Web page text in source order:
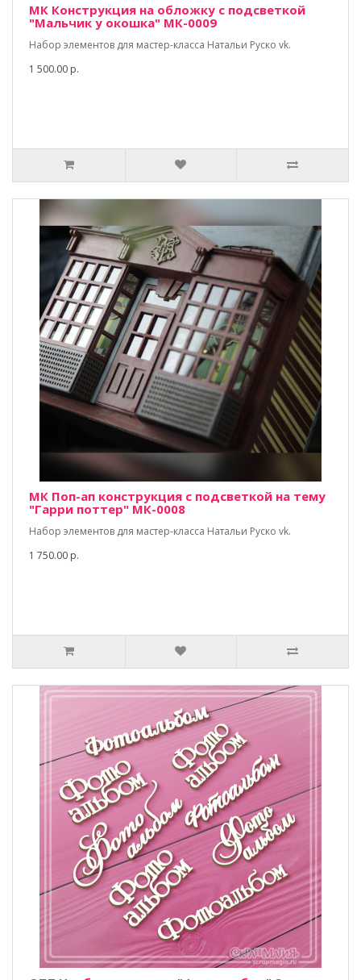
МК Конструкция на обложку с подсветкой
"Мальчик у окошка" МК-0009
Набор элементов для мастер-класса Натальи Руско vk.
1 500.00 р.
МК Поп-ап конструкция с подсветкой на тему
"Гарри поттер" МК-0008
Набор элементов для мастер-класса Натальи Руско vk.
1 750.00 р.